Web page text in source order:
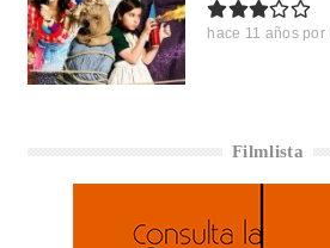
hace 11 años por
Filmlista